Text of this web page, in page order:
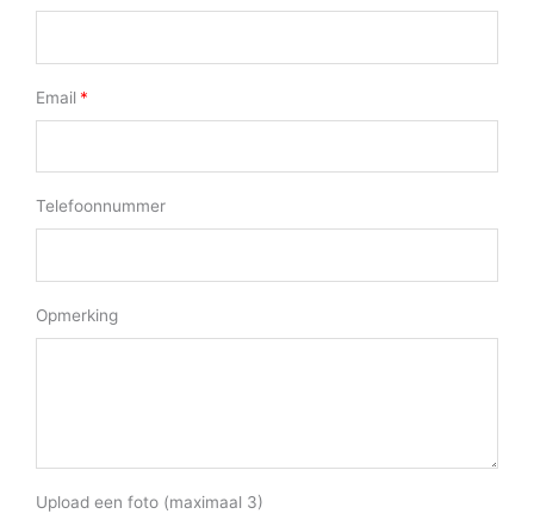
Email
Telefoonnummer
Opmerking
Upload een foto (maximaal 3)